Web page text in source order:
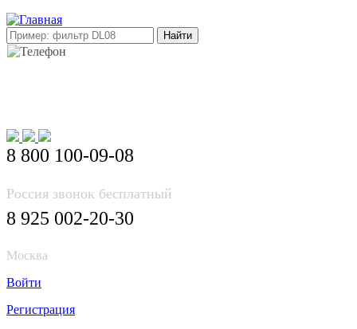
8 800 100-09-08
Россия звонок бесплатный
8 925 002-20-30
Москва
Войти
Регистрация